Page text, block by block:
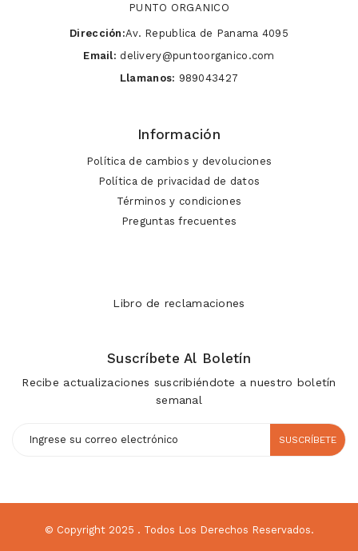
PUNTO ORGANICO
Dirección:Av. Republica de Panama 4095
Email: delivery@puntoorganico.com
Llamanos: 989043427
Información
Política de cambios y devoluciones
Política de privacidad de datos
Términos y condiciones
Preguntas frecuentes
Libro de reclamaciones
Suscríbete Al Boletín
Recibe actualizaciones suscribiéndote a nuestro boletín
semanal
SUSCRÍBETE
© Copyright 2025 . Todos Los Derechos Reservados.